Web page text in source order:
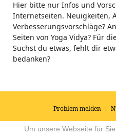
Hier bitte nur Infos und
Internetseiten. Neuigkeiten,
Verbesserungsvorschläge?
Seiten von Yoga Vidya? Für
Suchst du etwas, fehlt dir
bedanken?
Problem melden |
© 2026Impressum|Datenschutz
Forum für Yoga, Meditation
Um unsere Webseite für